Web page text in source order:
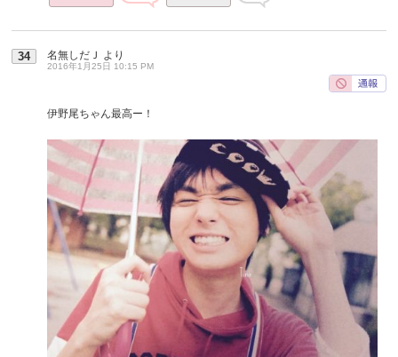
34 名無しだＪ より
2016年1月25日 10:15 PM
伊野尾ちゃん最高ー！